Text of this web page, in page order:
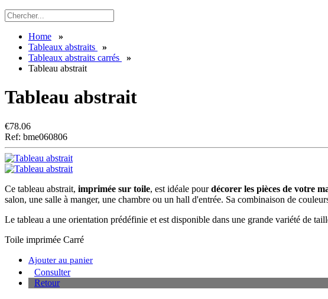
Home
»
Tableaux abstraits
»
Tableaux abstraits carrés
»
Tableau abstrait
Tableau abstrait
€78.06
Ref: bme060806
Ce tableau abstrait, imprimée sur toile, est idéale pourdécorer les pièces de votre
salon, une salle à manger, une chambre ou un hall d'entrée. Sa combinaison de
Le tableau a une orientation prédéfinie et est disponible dans une grande variété de
Toile imprimée Carré
Ajouter au panier
Consulter
Retour